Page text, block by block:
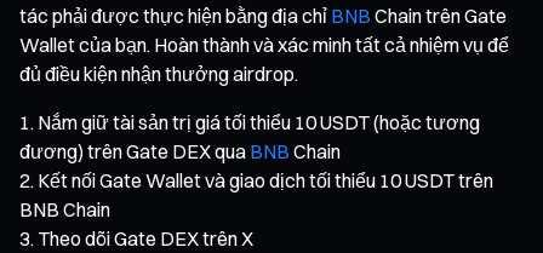
tác phải được thực hiện bằng địa chỉ BNB Chain trên Gate
Wallet của bạn. Hoàn thành và xác minh tất cả nhiệm vụ để
đủ điều kiện nhận thưởng airdrop.
Nắm giữ tài sản trị giá tối thiểu 10 USDT (hoặc tương
đương) trên Gate DEX qua BNB Chain
Kết nối Gate Wallet và giao dịch tối thiểu 10 USDT trên
BNB Chain
Theo dõi Gate DEX trên X